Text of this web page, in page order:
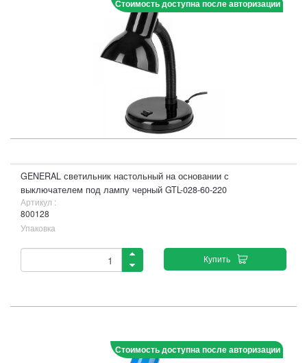
Стоимость доступна после авторизации
GENERAL светильник настольный на основании с
выключателем под лампу черный GTL-028-60-220
Артикул :
800128
Упаковка
Купить
Стоимость доступна после авторизации